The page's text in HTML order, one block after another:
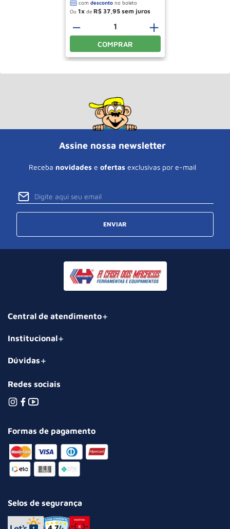
Ou 1 de R$ 37, 95
＋
－
COMPRAR
Assine nossa newsletter
Receba novidades e ofertas exclusivas por e-mail
ENVIAR
Central de atendimento
Institucional
Dúvidas
Redes sociais
Formas de pagamento
Selos de segurança